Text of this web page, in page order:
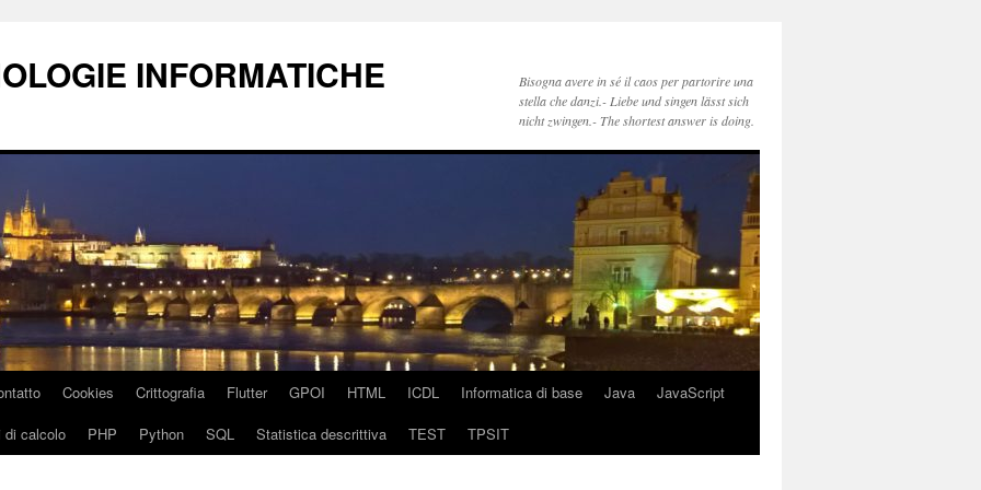
INFORMATICHE
Bisogna avere in sé il caos per partorire una
stella che danzi.- Liebe und singen lässt sich
nicht zwingen.- The shortest answer is doing.
Cookies Crittografia Flutter GPOI HTML ICDL Informatica di base Java
JavaScript
di calcolo PHP Python SQL Statistica descrittiva TEST TPSIT